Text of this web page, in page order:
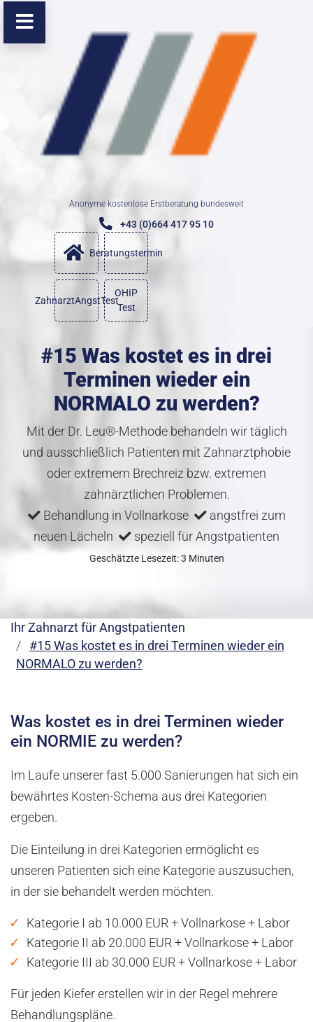
Anonyme kostenlose Erstberatung bundesweit
+43 (0)664 417 95 10
Beratungstermin
ZahnarztAngstTest
OHIP
Test
#15 Was kostet es in drei
Terminen wieder ein
NORMALO zu werden?
Mit der Dr. Leu®-Methode behandeln wir täglich
und ausschließlich Patienten mit Zahnarztphobie
oder extremem Brechreiz bzw. extremen
zahnärztlichen Problemen.
Behandlung in Vollnarkose
angstfrei zum
neuen Lächeln
speziell für Angstpatienten
Geschätzte Lesezeit: 3 Minuten
Ihr Zahnarzt für Angstpatienten
#15 Was kostet es in drei Terminen wieder ein
NORMALO zu werden?
Was kostet es in drei Terminen wieder
ein NORMIE zu werden?
Im Laufe unserer fast 5.000 Sanierungen hat sich ein
bewährtes Kosten-Schema aus drei Kategorien
ergeben.
Die Einteilung in drei Kategorien ermöglicht es
unseren Patienten sich eine Kategorie auszusuchen,
in der sie behandelt werden möchten.
Kategorie I ab 10.000 EUR + Vollnarkose + Labor
Kategorie II ab 20.000 EUR + Vollnarkose + Labor
Kategorie III ab 30.000 EUR + Vollnarkose + Labor
Für jeden Kiefer erstellen wir in der Regel mehrere
Behandlungspläne.